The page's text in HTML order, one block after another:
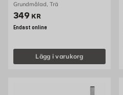
Grundmålad, Trä
Pris 349 kr
349 KR
Endast online
Lägg i varukorg